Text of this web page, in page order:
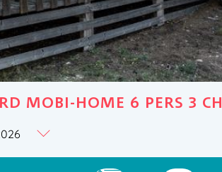
MOBI-HOME 6 PERS 3 CH